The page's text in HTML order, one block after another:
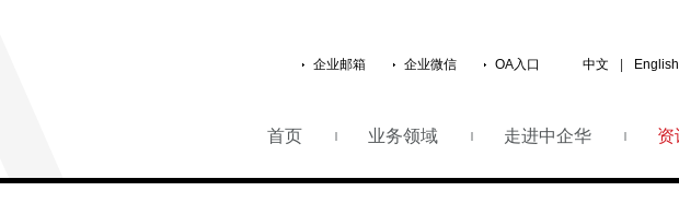
企业邮箱 企业微信 OA入口 中文 English
首页 业务领域 走进中企华 资